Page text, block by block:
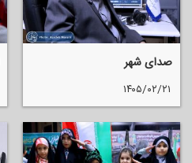
صدای شهر
۱۴۰۵/۰۲/۲۱